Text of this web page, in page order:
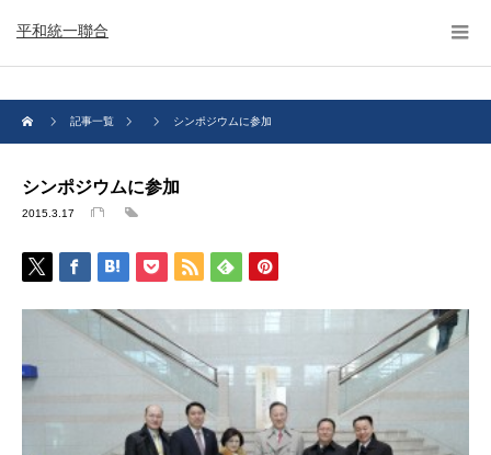
平和統一聯合
記事一覧 シンポジウムに参加
シンポジウムに参加
2015.3.17